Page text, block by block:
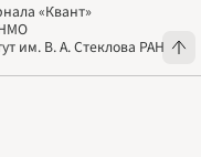
«Квант»
В. А. Стеклова РАН
«Квант»
им. В. А. Стеклова РАН